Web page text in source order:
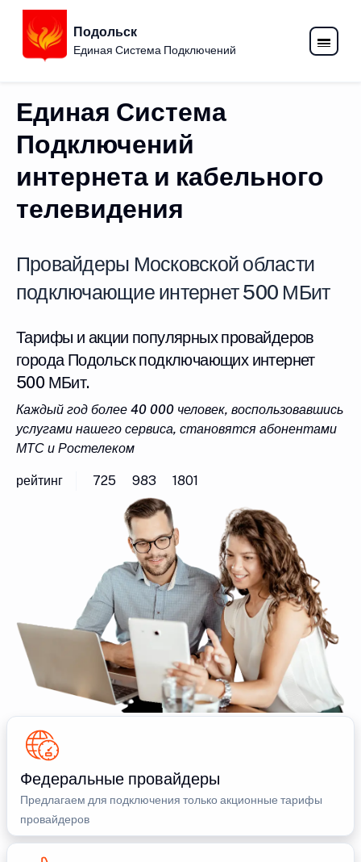
Подольск
Единая Система Подключений
Единая Система
Подключений
интернета и кабельного
телевидения
Провайдеры Московской области
подключающие интернет 500 МБит
Тарифы и акции популярных провайдеров
города Подольск подключающих интернет
500 МБит.
Каждый год более 40 000 человек, воспользовавшись
услугами нашего сервиса, становятся абонентами
МТС и Ростелеком
рейтинг 725 983 1801
Федеральные провайдеры
Предлагаем для подключения только акционные тарифы
провайдеров